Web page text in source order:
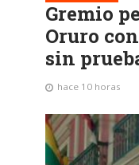
Gremio
Oruro
sin
hace 10 horas